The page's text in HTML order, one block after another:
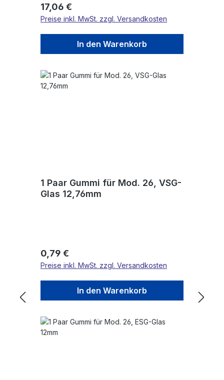
Regulärer Preis:
17,06 €
Preise inkl. MwSt. zzgl. Versandkosten
In den Warenkorb
1 Paar Gummi für Mod. 26, VSG-
Glas 12,76mm
Regulärer Preis:
0,79 €
Preise inkl. MwSt. zzgl. Versandkosten
In den Warenkorb